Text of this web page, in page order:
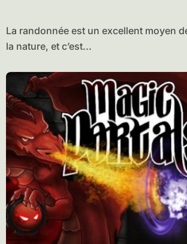
La randonnée est un excellent moyen de sortir et de voir
la nature, et c’est...